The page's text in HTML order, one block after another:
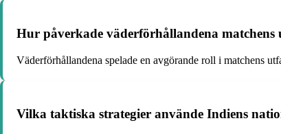
Hur påverkade väderförhållandena
Väderförhållandena spelade en avgörande roll i matchens
Vilka taktiska strategier använde Indiens